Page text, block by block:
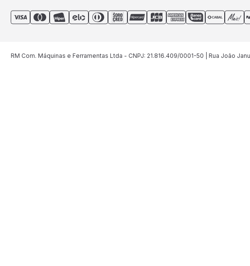
RM Com. Máquinas e Ferramentas Ltda - CNPJ: 21.816.409/0001-50 | Rua João